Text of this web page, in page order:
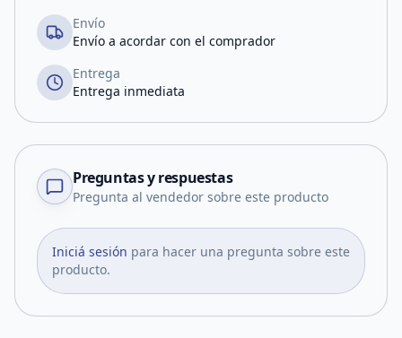
Envío
Envío a acordar con el comprador
Entrega
Entrega inmediata
Preguntas y respuestas
Pregunta al vendedor sobre este producto
Iniciá sesión para hacer una pregunta sobre este
producto.